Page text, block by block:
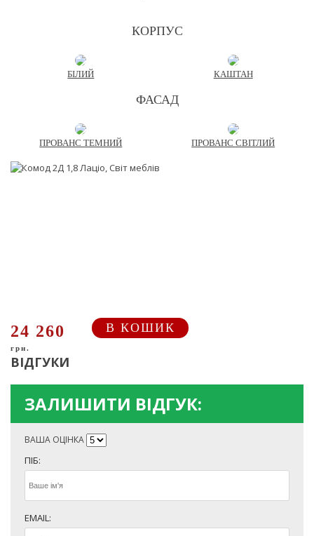
КОРПУС
БІЛИЙ КАШТАН
ФАСАД
ПРОВАНС ТЕМНИЙ ПРОВАНС СВІТЛИЙ
24 260
грн.
В КОШИК
ВІДГУКИ
ЗАЛИШИТИ ВІДГУК:
ВАША ОЦІНКА
ПІБ:
EMAIL: